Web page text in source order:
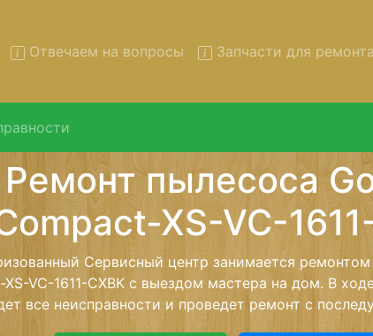
Отвечаем на вопросы Запчасти для ремонта
пылесосов Gorenje
1611-CXBK с вывозом
Gorenje Compact-XS-VC-1611-CXBK с
- с помощью нашей бесплатной услуги,
более детального ремонта.
останется неизменно при возвращении